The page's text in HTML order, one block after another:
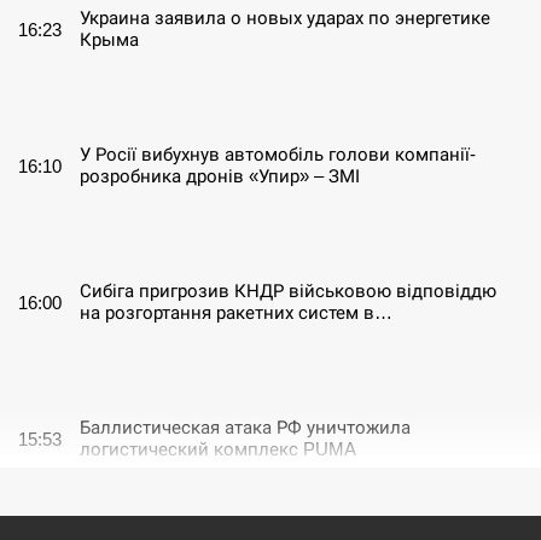
16:23
Украина заявила о новых ударах по энергетике
Крыма
16:10
У Росії вибухнув автомобіль голови компанії-
розробника дронів «Упир» – ЗМІ
16:00
Сибіга пригрозив КНДР військовою відповіддю
на розгортання ракетних систем в…
15:53
Баллистическая атака РФ уничтожила
логистический комплекс PUMA